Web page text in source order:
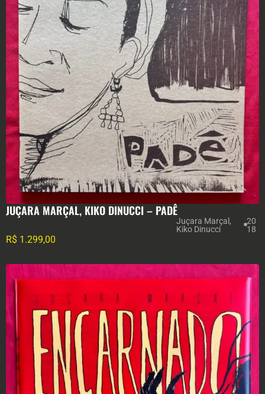
JUÇARA MARÇAL, KIKO DINUCCI ‎– PADÊ
Juçara Marçal ,
Kiko Dinucci
20
18
R$ 1.299,00